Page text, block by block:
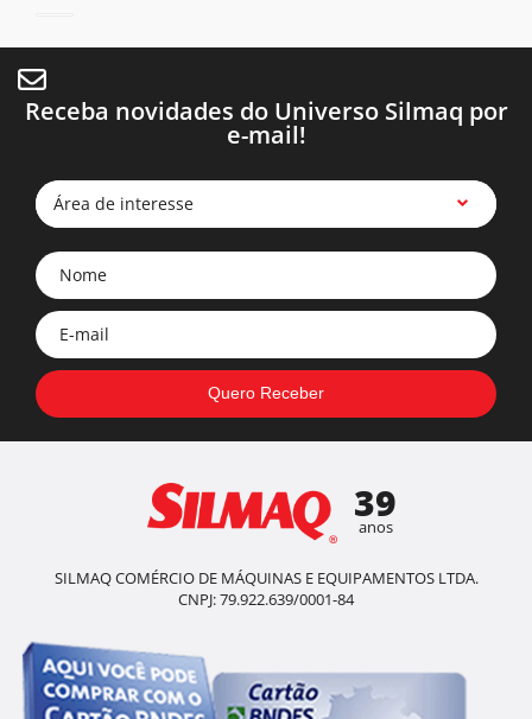
Receba novidades do Universo Silmaq por
e-mail!
Área de interesse
39
anos
SILMAQ COMÉRCIO DE MÁQUINAS E EQUIPAMENTOS LTDA.
CNPJ: 79.922.639/0001-84